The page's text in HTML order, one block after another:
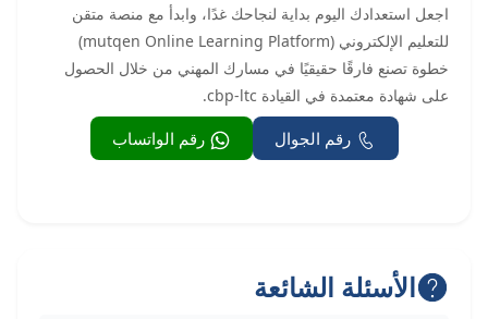
اجعل استعدادك اليوم بداية لنجاحك غدًا، وابدأ مع منصة متقن
للتعليم الإلكتروني (mutqen Online Learning Platform)
خطوة تصنع فارقًا حقيقيًا في مسارك المهني من خلال الحصول
على شهادة معتمدة في القيادة cbp-ltc.
رقم الجوال رقم الواتساب
الأسئلة الشائعة